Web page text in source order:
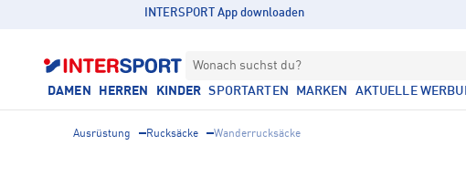
INTERSPORT App downloaden
Wonach suchst du?
DAMEN HERREN KINDER SPORTARTEN MARKEN AKTUELLE
Ausrüstung Rucksäcke Wanderrucksäcke